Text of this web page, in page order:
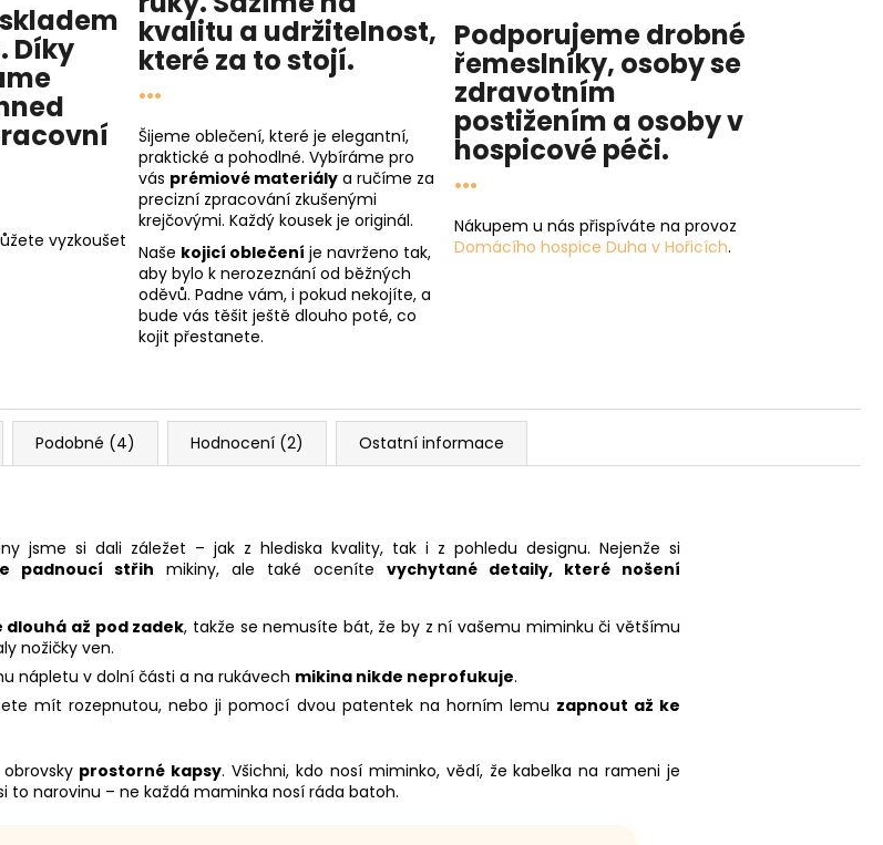
. Díky
vyzkoušet
kvalitu a udržitelnost,
které za to stojí.
...
Šijeme oblečení, které je elegantní,
praktické a pohodlné. Vybíráme pro
vás prémiové materiály a ručíme za
precizní zpracování zkušenými
krejčovými. Každý kousek je originál.
Naše kojicí oblečení je navrženo tak,
aby bylo k nerozeznání od běžných
oděvů. Padne vám, i pokud nekojíte, a
bude vás těšit ještě dlouho poté, co
kojit přestanete.
Podporujeme drobné
řemeslníky, osoby se
zdravotním
postižením a osoby v
hospicové péči.
...
Nákupem u nás přispíváte na provoz
Domácího hospice Duha v Hořicích.
Podobné (4) Hodnocení (2) Ostatní informace
jsme si dali záležet – jak z hlediska kvality, tak i z pohledu designu. Nejenže si
padnoucí střih mikiny, ale také oceníte vychytané detaily, které nošení
až pod zadek, takže se nemusíte bát, že by z ní vašemu miminku či většímu
nožičky ven.
nápletu v dolní části a na rukávech mikina nikde neprofukuje.
mít rozepnutou, nebo ji pomocí dvou patentek na horním lemu zapnout až ke
prostorné kapsy. Všichni, kdo nosí miminko, vědí, že kabelka na rameni je
to narovinu – ne každá maminka nosí ráda batoh.